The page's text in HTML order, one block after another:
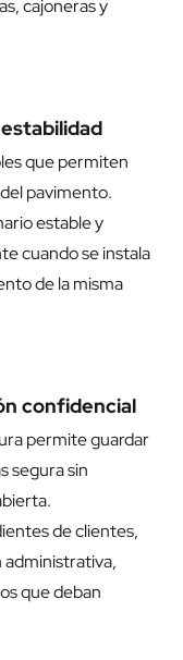
cajoneras y
que permiten
pavimento.
estable y
cuando se instala
de la misma
confidencial
permite guardar
segura sin
de clientes,
que deban